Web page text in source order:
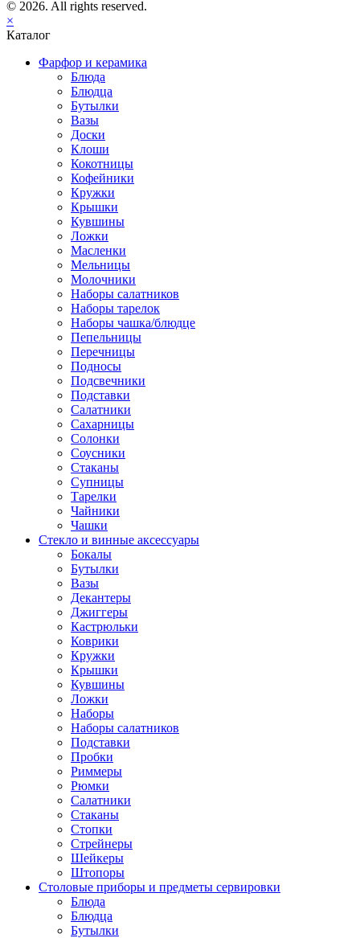
© 2026. All rights reserved.
×
Каталог
Фарфор и керамика
Блюда
Блюдца
Бутылки
Вазы
Доски
Клоши
Кокотницы
Кофейники
Кружки
Крышки
Кувшины
Ложки
Масленки
Мельницы
Молочники
Наборы салатников
Наборы тарелок
Наборы чашка/блюдце
Пепельницы
Перечницы
Подносы
Подсвечники
Подставки
Салатники
Сахарницы
Солонки
Соусники
Стаканы
Супницы
Тарелки
Чайники
Чашки
Стекло и винные аксессуары
Бокалы
Бутылки
Вазы
Декантеры
Джиггеры
Кастрюльки
Коврики
Кружки
Крышки
Кувшины
Ложки
Наборы
Наборы салатников
Подставки
Пробки
Риммеры
Рюмки
Салатники
Стаканы
Стопки
Стрейнеры
Шейкеры
Штопоры
Столовые приборы и предметы сервировки
Блюда
Блюдца
Бутылки